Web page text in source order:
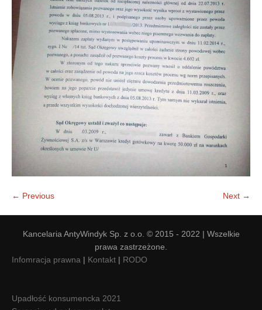
← Previous Next →
Kancelaria AntyWindyk Sp. z o.o. © 2015 - 2022 | Wszelkie
prawa zastrzeżone.
Infomracja prawna | Kontakt | RODO
Upadłość konsumencka 2021